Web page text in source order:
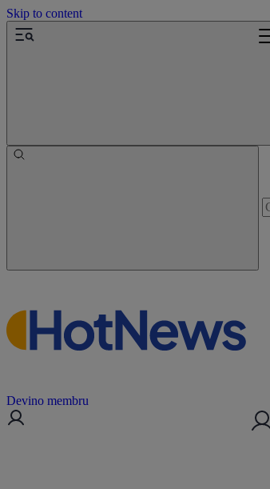
Skip to content
Devino membru